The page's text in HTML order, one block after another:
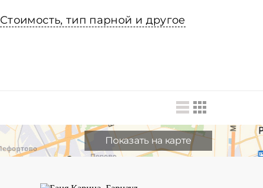
Стоимость, тип парной и другое
Показать на карте